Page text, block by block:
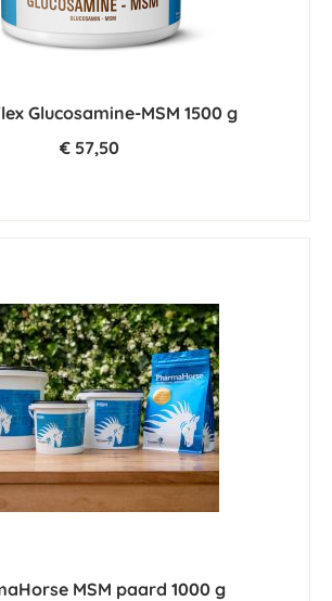
Glucosamine-MSM 1500 g
€ 57,50
MSM paard 1000 g